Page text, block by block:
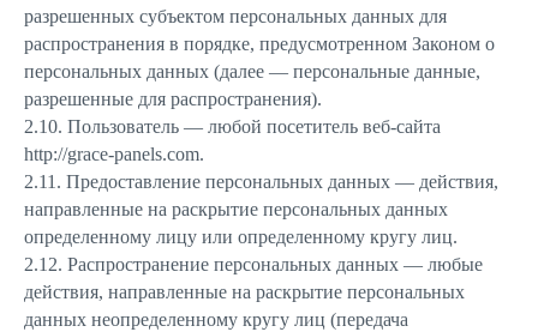
разрешенных субъектом персональных данных для
распространения в порядке, предусмотренном Законом о
персональных данных (далее — персональные данные,
разрешенные для распространения).
2.10. Пользователь — любой посетитель веб-сайта
http://grace-panels.com.
2.11. Предоставление персональных данных — действия,
направленные на раскрытие персональных данных
определенному лицу или определенному кругу лиц.
2.12. Распространение персональных данных — любые
действия, направленные на раскрытие персональных
данных неопределенному кругу лиц (передача